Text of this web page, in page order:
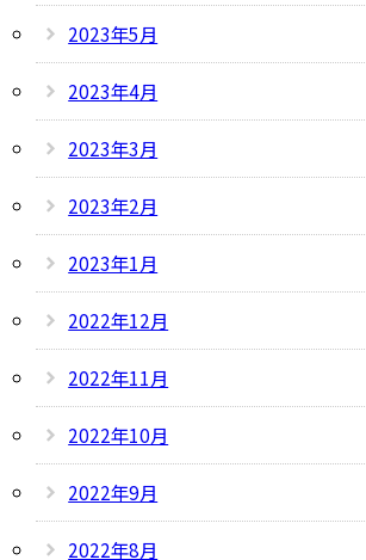
2023年5月
2023年4月
2023年3月
2023年2月
2023年1月
2022年12月
2022年11月
2022年10月
2022年9月
2022年8月